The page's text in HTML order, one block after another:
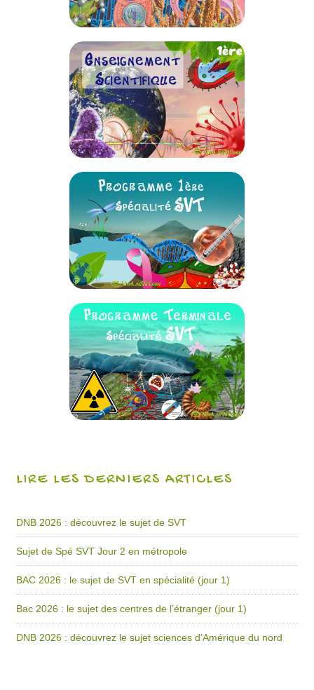
LIRE LES DERNIERS ARTICLES
DNB 2026 : découvrez le sujet de SVT
Sujet de Spé SVT Jour 2 en métropole
BAC 2026 : le sujet de SVT en spécialité (jour 1)
Bac 2026 : le sujet des centres de l’étranger (jour 1)
DNB 2026 : découvrez le sujet sciences d’Amérique du nord